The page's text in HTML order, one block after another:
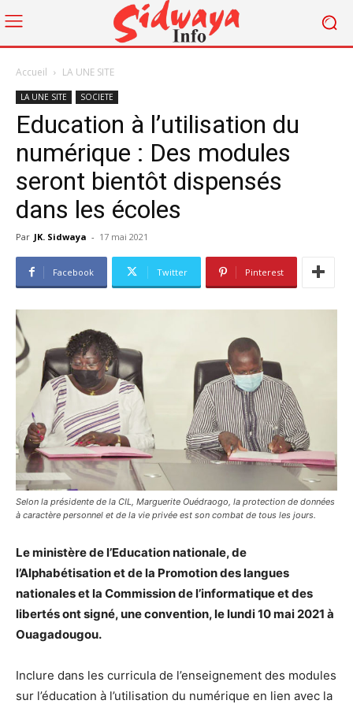
Accueil LA UNE SITE
LA UNE SITE SOCIETE
Education à l’utilisation du
numérique : Des modules
seront bientôt dispensés
dans les écoles
Par JK. Sidwaya - 17 mai 2021
Facebook Twitter Pinterest
Selon la présidente de la CIL, Marguerite Ouédraogo, la protection de données
à caractère personnel et de la vie privée est son combat de tous les jours.
Le ministère de l’Education nationale, de
l’Alphabétisation et de la Promotion des langues
nationales et la Commission de l’informatique et des
libertés ont signé, une convention, le lundi 10 mai 2021 à
Ouagadougou.
Inclure dans les curricula de l’enseignement des modules
sur l’éducation à l’utilisation du numérique en lien avec la